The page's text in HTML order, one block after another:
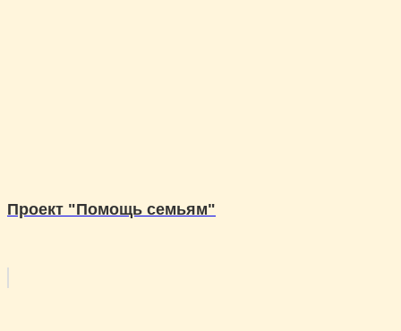
Проект "Помощь семьям"